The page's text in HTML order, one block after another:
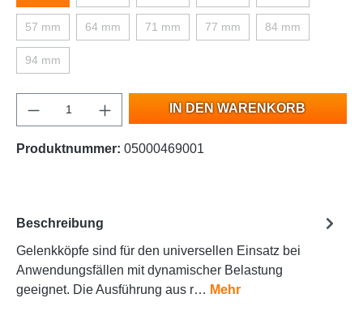
57 mm 64 mm 71 mm 77 mm 84 mm
94 mm
IN DEN WARENKORB
Produktnummer: 05000469001
Beschreibung
Gelenkköpfe sind für den universellen Einsatz bei
Anwendungsfällen mit dynamischer Belastung
geeignet. Die Ausführung aus r… Mehr